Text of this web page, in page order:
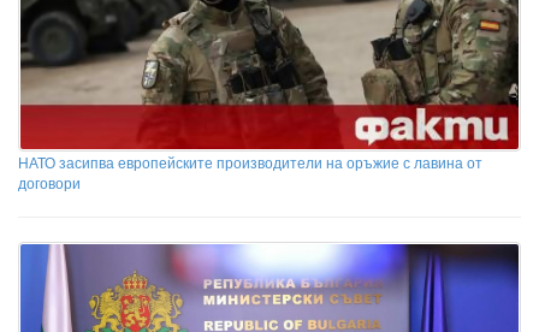
НАТО засипва европейските производители на оръжие с лавина от
договори